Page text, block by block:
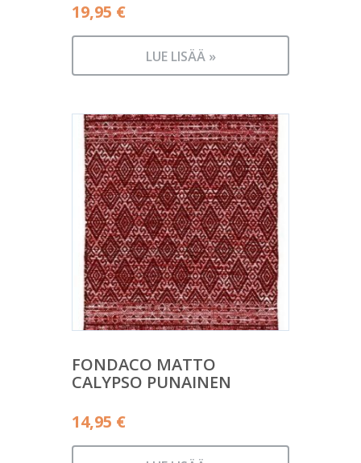
19,95 €
LUE LISÄÄ »
FONDACO MATTO
CALYPSO PUNAINEN
14,95 €